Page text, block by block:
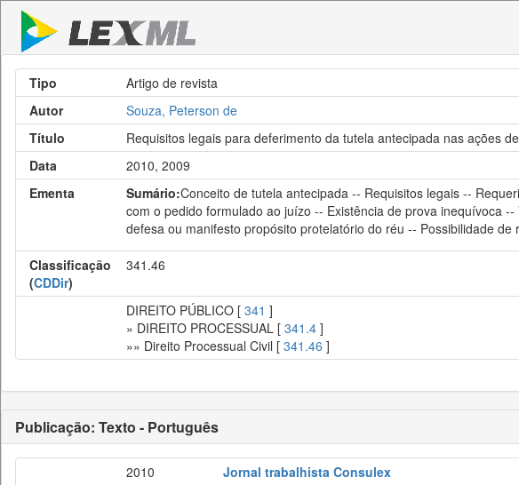
Tipo
Artigo de revista
Autor
Souza, Peterson de
Título
Requisitos legais para deferimento da tutela antecipada nas ações
Data
2010, 2009
Ementa
Sumário:Conceito de tutela antecipada -- Requisitos legais --
com o pedido formulado ao juízo -- Existência de prova inequívoca
defesa ou manifesto propósito protelatório do réu -- Possibilidade de
Classificação
(CDDir)
341.46
DIREITO PÚBLICO [ 341 ]
» DIREITO PROCESSUAL [ 341.4 ]
»» Direito Processual Civil [ 341.46 ]
Publicação: Texto - Português
2010
Jornal trabalhista Consulex